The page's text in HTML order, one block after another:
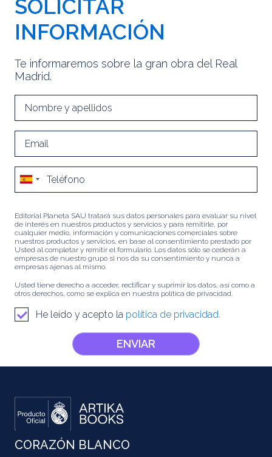
SOLICITAR
INFORMACIÓN
Te informaremos sobre la gran obra del Real
Madrid.
Editorial Planeta SAU tratará sus datos personales para evaluar su nivel
de interés en nuestros productos y servicios y para remitirle, por
cualquier medio, información y comunicaciones comerciales sobre
nuestros productos y servicios, en base al consentimiento prestado por
Usted al completar y remitir el formulario. Los datos sólo se cederán a
empresas de nuestro grupo si nos da su consentimiento y nunca a
empresas ajenas al mismo.
Usted tiene derecho a acceder, rectificar y suprimir los datos, así como a
otros derechos, como se explica en nuestra política de privacidad.
He leído y acepto la política de privacidad.
ENVIAR
CORAZÓN BLANCO